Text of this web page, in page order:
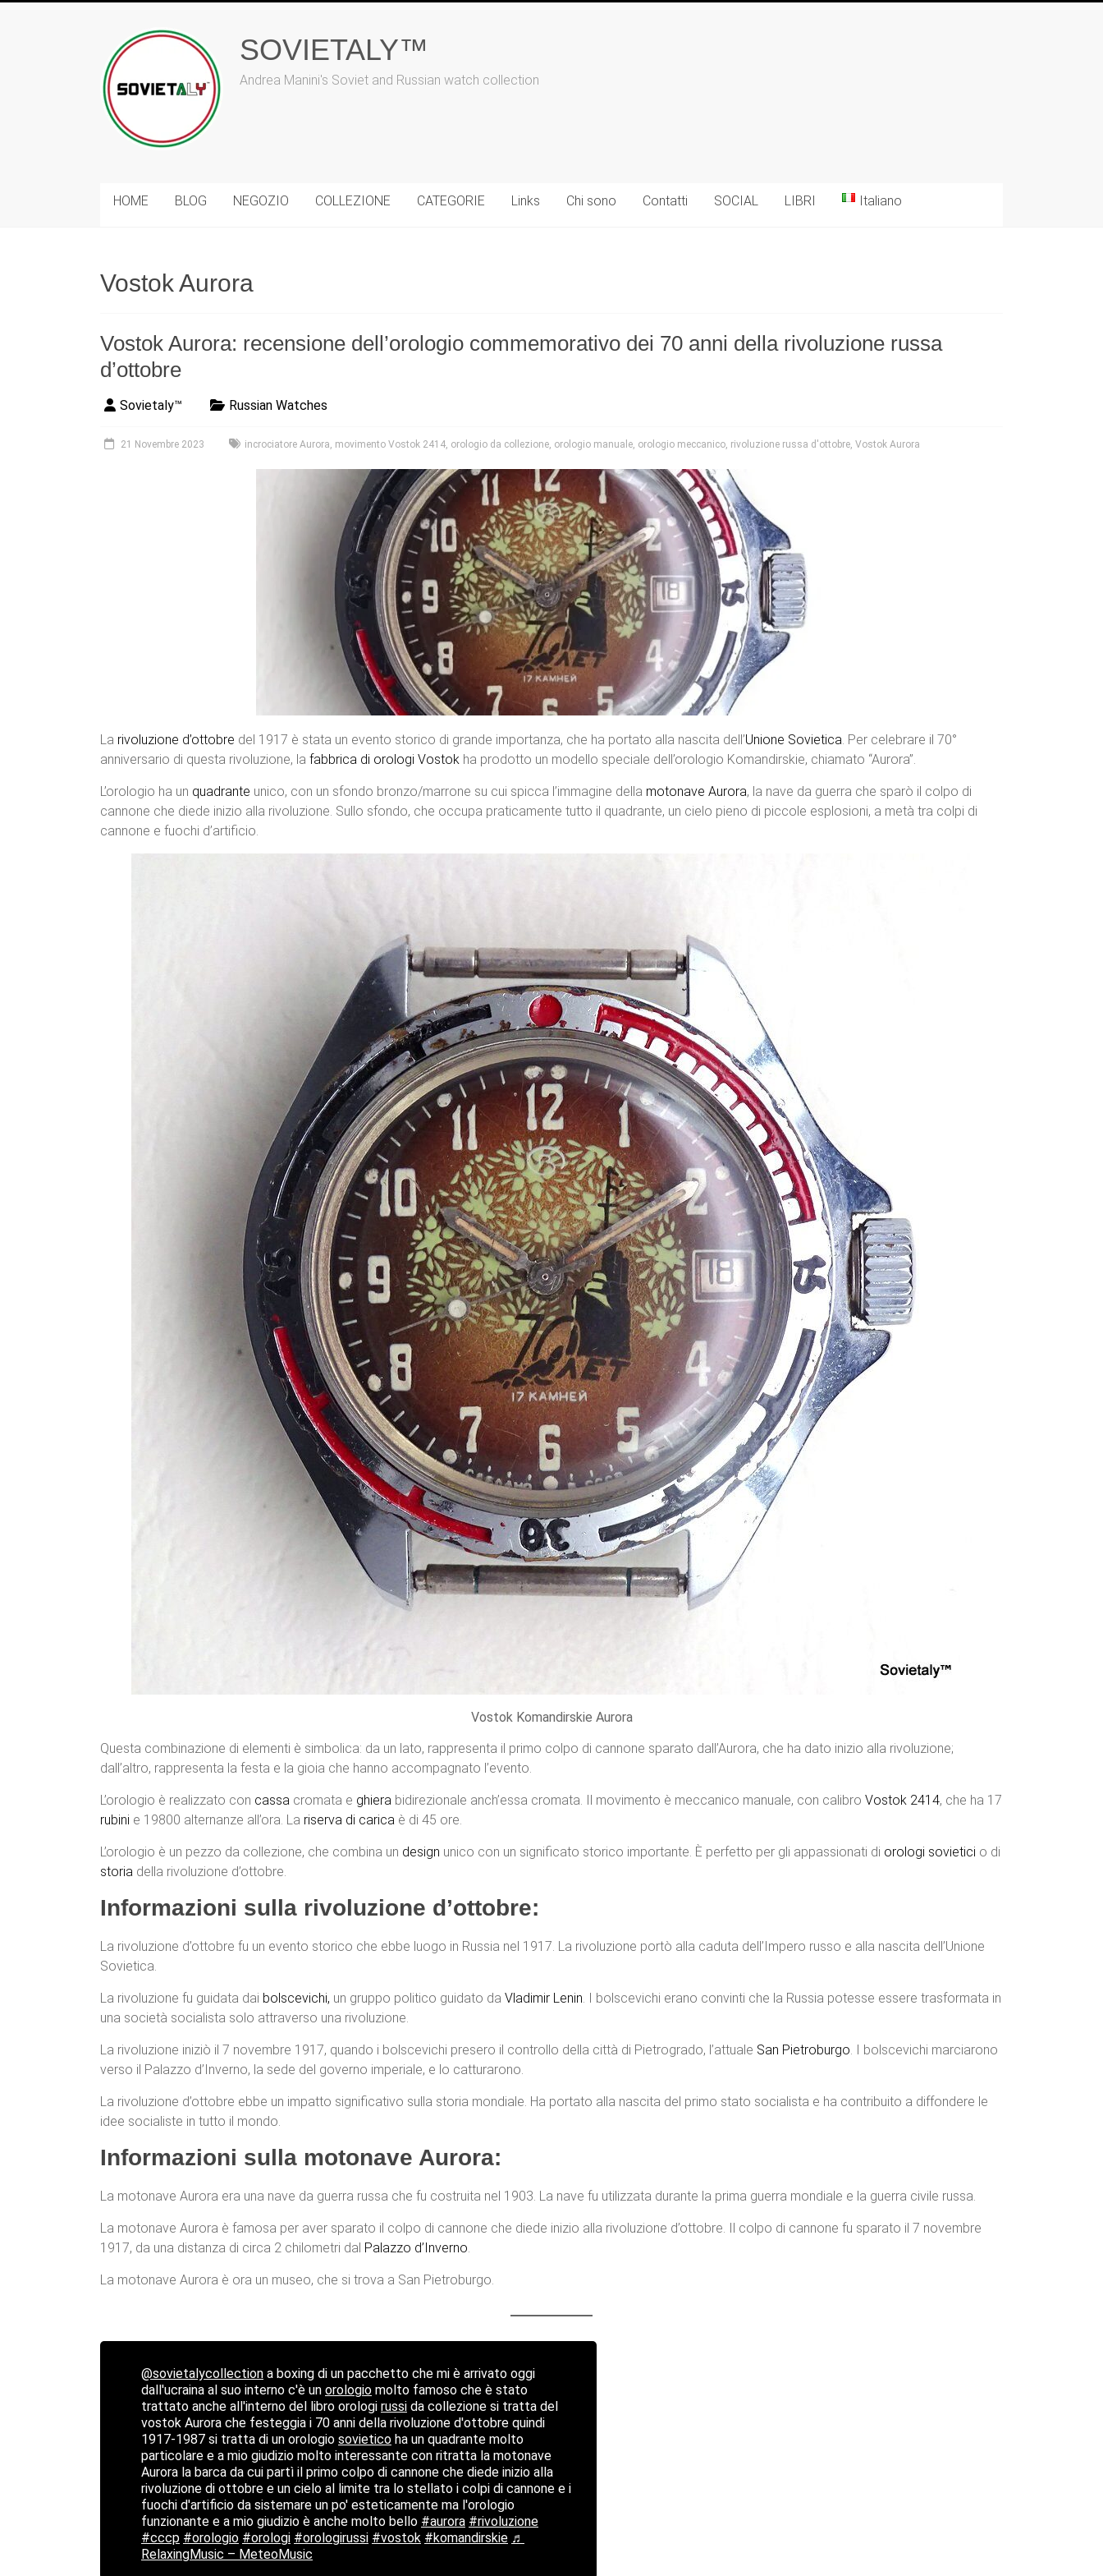
SOVIETALY™
Andrea Manini's Soviet and Russian watch collection
HOME BLOG NEGOZIO COLLEZIONE CATEGORIE Links Chi sono Contatti SOCIAL LIBRI Italiano
Vostok Aurora
Vostok Aurora: recensione dell’orologio commemorativo dei 70 anni della rivoluzione russa
d’ottobre
Sovietaly™ Russian Watches
21 Novembre 2023 incrociatore Aurora, movimento Vostok 2414, orologio da collezione, orologio manuale, orologio meccanico, rivoluzione russa d'ottobre, Vostok Aurora
La rivoluzione d’ottobre del 1917 è stata un evento storico di grande importanza, che ha portato alla nascita dell’Unione Sovietica. Per celebrare il 70°
anniversario di questa rivoluzione, la fabbrica di orologi Vostok ha prodotto un modello speciale dell’orologio Komandirskie, chiamato “Aurora”.
L’orologio ha un quadrante unico, con un sfondo bronzo/marrone su cui spicca l’immagine della motonave Aurora, la nave da guerra che sparò il colpo di
cannone che diede inizio alla rivoluzione. Sullo sfondo, che occupa praticamente tutto il quadrante, un cielo pieno di piccole esplosioni, a metà tra colpi di
cannone e fuochi d’artificio.
Vostok Komandirskie Aurora
Questa combinazione di elementi è simbolica: da un lato, rappresenta il primo colpo di cannone sparato dall’Aurora, che ha dato inizio alla rivoluzione;
dall’altro, rappresenta la festa e la gioia che hanno accompagnato l’evento.
L’orologio è realizzato con cassa cromata e ghiera bidirezionale anch’essa cromata. Il movimento è meccanico manuale, con calibro Vostok 2414, che ha 17
rubini e 19800 alternanze all’ora. La riserva di carica è di 45 ore.
L’orologio è un pezzo da collezione, che combina un design unico con un significato storico importante. È perfetto per gli appassionati di orologi sovietici o di
storia della rivoluzione d’ottobre.
Informazioni sulla rivoluzione d’ottobre:
La rivoluzione d’ottobre fu un evento storico che ebbe luogo in Russia nel 1917. La rivoluzione portò alla caduta dell’Impero russo e alla nascita dell’Unione
Sovietica.
La rivoluzione fu guidata dai bolscevichi, un gruppo politico guidato da Vladimir Lenin. I bolscevichi erano convinti che la Russia potesse essere trasformata in
una società socialista solo attraverso una rivoluzione.
La rivoluzione iniziò il 7 novembre 1917, quando i bolscevichi presero il controllo della città di Pietrogrado, l’attuale San Pietroburgo. I bolscevichi marciarono
verso il Palazzo d’Inverno, la sede del governo imperiale, e lo catturarono.
La rivoluzione d’ottobre ebbe un impatto significativo sulla storia mondiale. Ha portato alla nascita del primo stato socialista e ha contribuito a diffondere le
idee socialiste in tutto il mondo.
Informazioni sulla motonave Aurora:
La motonave Aurora era una nave da guerra russa che fu costruita nel 1903. La nave fu utilizzata durante la prima guerra mondiale e la guerra civile russa.
La motonave Aurora è famosa per aver sparato il colpo di cannone che diede inizio alla rivoluzione d’ottobre. Il colpo di cannone fu sparato il 7 novembre
1917, da una distanza di circa 2 chilometri dal Palazzo d’Inverno.
La motonave Aurora è ora un museo, che si trova a San Pietroburgo.
@sovietalycollection a boxing di un pacchetto che mi è arrivato oggi
dall'ucraina al suo interno c'è un orologio molto famoso che è stato
trattato anche all'interno del libro orologi russi da collezione si tratta del
vostok Aurora che festeggia i 70 anni della rivoluzione d'ottobre quindi
1917-1987 si tratta di un orologio sovietico ha un quadrante molto
particolare e a mio giudizio molto interessante con ritratta la motonave
Aurora la barca da cui partì il primo colpo di cannone che diede inizio alla
rivoluzione di ottobre e un cielo al limite tra lo stellato i colpi di cannone e i
fuochi d'artificio da sistemare un po' esteticamente ma l'orologio
funzionante e a mio giudizio è anche molto bello #aurora #rivoluzione
#cccp #orologio #orologi #orologirussi #vostok #komandirskie ♬
RelaxingMusic – MeteoMusic